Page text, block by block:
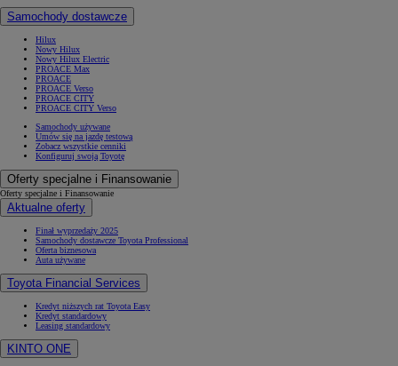
Samochody dostawcze
Hilux
Nowy Hilux
Nowy Hilux Electric
PROACE Max
PROACE
PROACE Verso
PROACE CITY
PROACE CITY Verso
Samochody używane
Umów się na jazdę testową
Zobacz wszystkie cenniki
Konfiguruj swoją Toyotę
Oferty specjalne i Finansowanie
Oferty specjalne i Finansowanie
Aktualne oferty
Finał wyprzedaży 2025
Samochody dostawcze Toyota Professional
Oferta biznesowa
Auta używane
Toyota Financial Services
Kredyt niższych rat Toyota Easy
Kredyt standardowy
Leasing standardowy
KINTO ONE